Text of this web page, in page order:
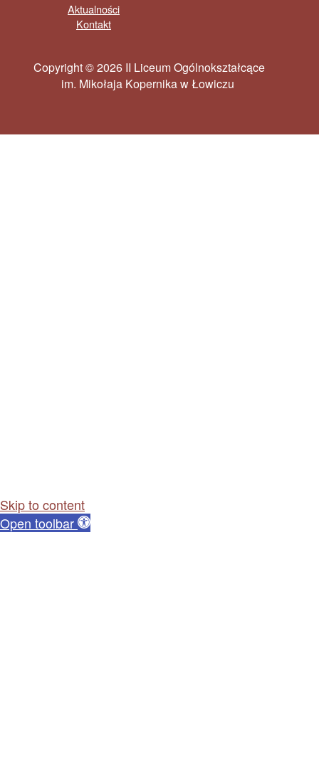
Aktualności
Kontakt
Copyright © 2026 II Liceum Ogólnokształcące
im. Mikołaja Kopernika w Łowiczu
Skip to content
Open toolbar